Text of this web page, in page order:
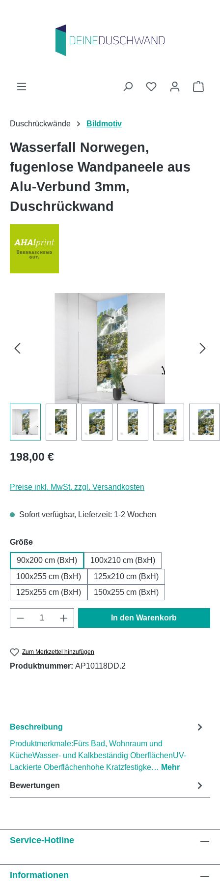
Du hast 0
Duschrückwände Bildmotiv
Wasserfall Norwegen,
fugenlose Wandpaneele aus
Alu-Verbund 3mm,
Duschrückwand
Regulärer Preis:
198,00 €
Preise inkl. MwSt. zzgl. Versandkosten
Sofort verfügbar, Lieferzeit: 1-2 Wochen
Größeauswählen
90x200 cm (BxH)
100x210 cm (BxH)
100x255 cm (BxH)
125x210 cm (BxH)
125x255 cm (BxH)
150x255 cm (BxH)
Produkt Anzahl: Gib den gewünschten
In den Warenkorb
Zum Merkzettel hinzufügen
Produktnummer: AP10118DD.2
Beschreibung
Produktmerkmale:Fürs Bad, Wohnraum und
KücheWasser- und Kalkbeständig OberflächenUV-
Lackierte Oberflächenhohe Kratzfestigke… Mehr
Bewertungen
Service-Hotline
Informationen